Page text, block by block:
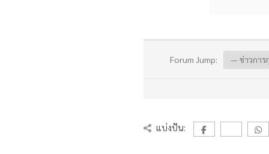
Forum Jump:
แบ่งปัน: